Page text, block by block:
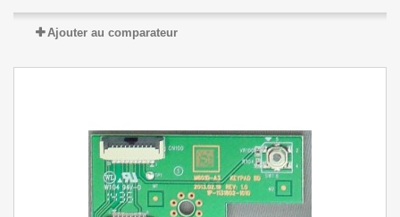
Ajouter au comparateur